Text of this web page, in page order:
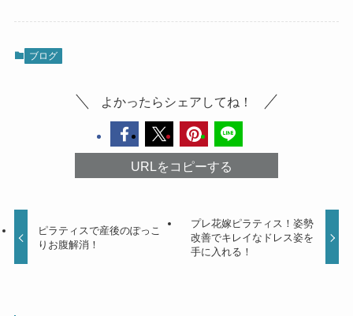
ブログ
よかったらシェアしてね！
URLをコピーする
ピラティスで産後のぽっこ
りお腹解消！
プレ花嫁ピラティス！姿勢
改善でキレイなドレス姿を
手に入れる！